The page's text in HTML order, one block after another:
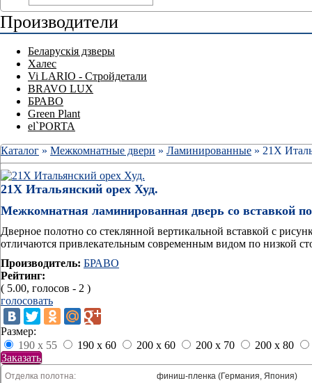
Производители
Беларускія дзверы
Халес
Vi LARIO - Стройдетали
BRAVO LUX
БРАВО
Green Plant
el`PORTA
Каталог » Межкомнатные двери » Ламинированные » 21Х
21Х Итальянский орех Худ.
Межкомнатная ламинированная дверь со вставкой
Дверное полотно со стеклянной вертикальной вставкой с
отличаются привлекательным современным видом по низкой
Производитель: БРАВО
Рейтинг:
( 5.00, голосов - 2 )
голосовать
Размер:
190 x 55
190 x 60 200 x 60 200 x 70
200 x 80
Заказать
Отделка полотна: финиш-пленка (Германия, Япония)